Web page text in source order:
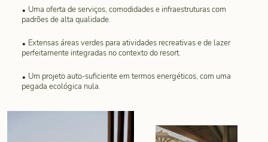
Uma oferta de serviços, comodidades e infraestruturas com
padrões de alta qualidade.
Extensas áreas verdes para atividades recreativas e de lazer
perfeitamente integradas no contexto do resort.
Um projeto auto-suficiente em termos energéticos, com uma
pegada ecológica nula.